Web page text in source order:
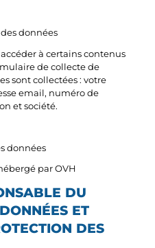
données
à certains contenus
de collecte de
sont collectées : votre
email, numéro de
et société.
données
par OVH
DU
ET
DES